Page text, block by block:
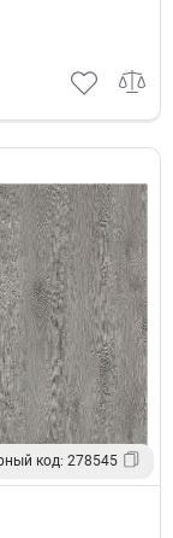
код: 278545